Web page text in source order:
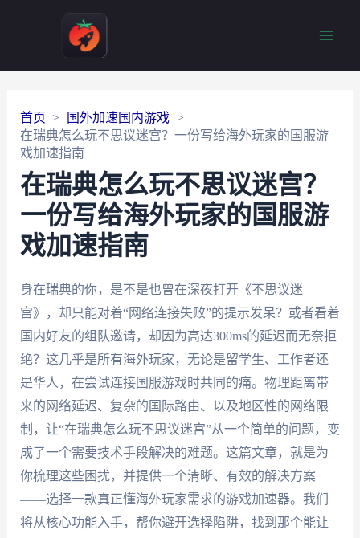
首页
国外加速国内游戏
在瑞典怎么玩不思议迷宫？一份写给海外玩家的国服游
戏加速指南
在瑞典怎么玩不思议迷宫？
一份写给海外玩家的国服游
戏加速指南
身在瑞典的你，是不是也曾在深夜打开《不思议迷
宫》，却只能对着“网络连接失败”的提示发呆？或者看着
国内好友的组队邀请，却因为高达300ms的延迟而无奈拒
绝？这几乎是所有海外玩家，无论是留学生、工作者还
是华人，在尝试连接国服游戏时共同的痛。物理距离带
来的网络延迟、复杂的国际路由、以及地区性的网络限
制，让“在瑞典怎么玩不思议迷宫”从一个简单的问题，变
成了一个需要技术手段解决的难题。这篇文章，就是为
你梳理这些困扰，并提供一个清晰、有效的解决方案
——选择一款真正懂海外玩家需求的游戏加速器。我们
将从核心功能入手，帮你避开选择陷阱，找到那个能让